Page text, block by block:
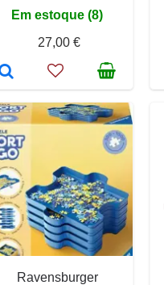
Em estoque (8)
27,00 €
Ravensburger